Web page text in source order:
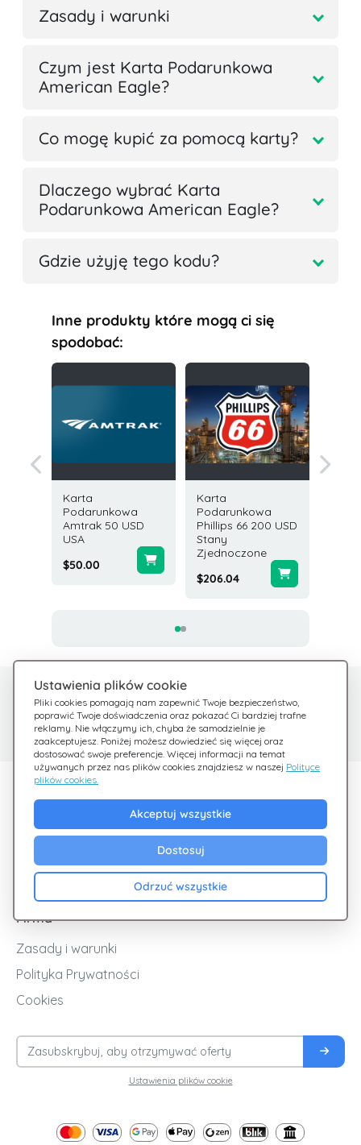
Zasady i warunki
Czym jest Karta Podarunkowa
American Eagle?
Co mogę kupić za pomocą karty?
Dlaczego wybrać Karta
Podarunkowa American Eagle?
Gdzie użyję tego kodu?
Inne produkty które mogą ci się
spodobać:
Karta
Podarunkowa
Amtrak 50 USD
USA
$50.00
Karta
Podarunkowa
Phillips 66 200 USD
Stany
Zjednoczone
$206.04
Ustawienia plików cookie
Pliki cookies pomagają nam zapewnić Twoje bezpieczeństwo,
poprawić Twoje doświadczenia oraz pokazać Ci bardziej trafne
reklamy. Nie włączymy ich, chyba że samodzielnie je
zaakceptujesz. Poniżej możesz dowiedzieć się więcej oraz
dostosować swoje preferencje. Więcej informacji na temat
używanych przez nas plików cookies znajdziesz w naszej Polityce
plików cookies.
Akceptuj wszystkie
Dostosuj
Odrzuć wszystkie
Potrzebujesz pomocy?
Jesteśmy tu dla Ciebie
Centrum pomocy
Sprawdź nasze FAQ
Odkryj Giftsy
Cashback
Blog
Firma
Zasady i warunki
Polityka Prywatności
Cookies
Ustawienia plików cookie